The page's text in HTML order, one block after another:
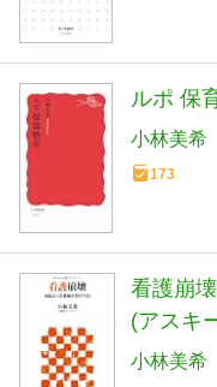
ルポ 保
小林美希
173
看護崩
(アスキ
小林美希